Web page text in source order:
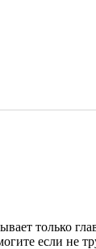
только
если не